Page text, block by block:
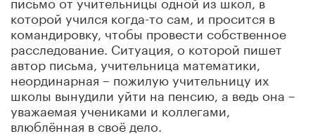
которой учился когда-то сам, и просится в
командировку, чтобы провести собственное
расследование. Ситуация, о которой пишет
автор письма, учительница математики,
неординарная – пожилую учительницу их
школы вынудили уйти на пенсию, а ведь она –
уважаемая учениками и коллегами,
влюблённая в своё дело.